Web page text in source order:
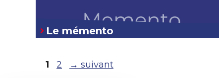
Le mémento
Page
1 Page
2 → suivant